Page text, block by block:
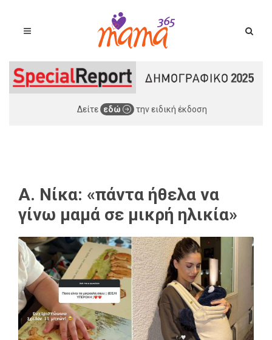
Δείτε εδώ την ειδική έκδοση
Α. Νίκα: «πάντα ήθελα να
γίνω μαμά σε μικρή ηλικία»